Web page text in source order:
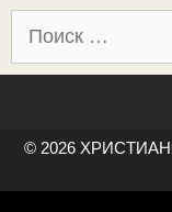
Поиск:
© 2026